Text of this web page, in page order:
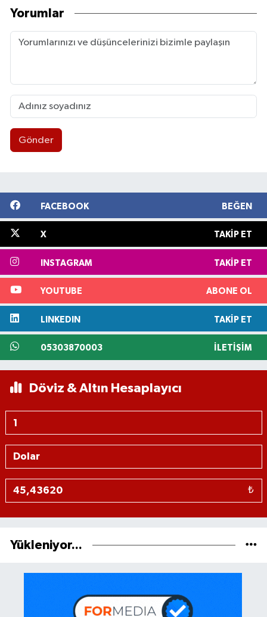
Yorumlar
Gönder
FACEBOOK BEĞEN
X TAKIP ET
INSTAGRAM TAKIP ET
YOUTUBE ABONE OL
LINKEDIN TAKIP ET
05303870003 İLETIŞIM
Döviz & Altın Hesaplayıcı
₺
Yükleniyor...